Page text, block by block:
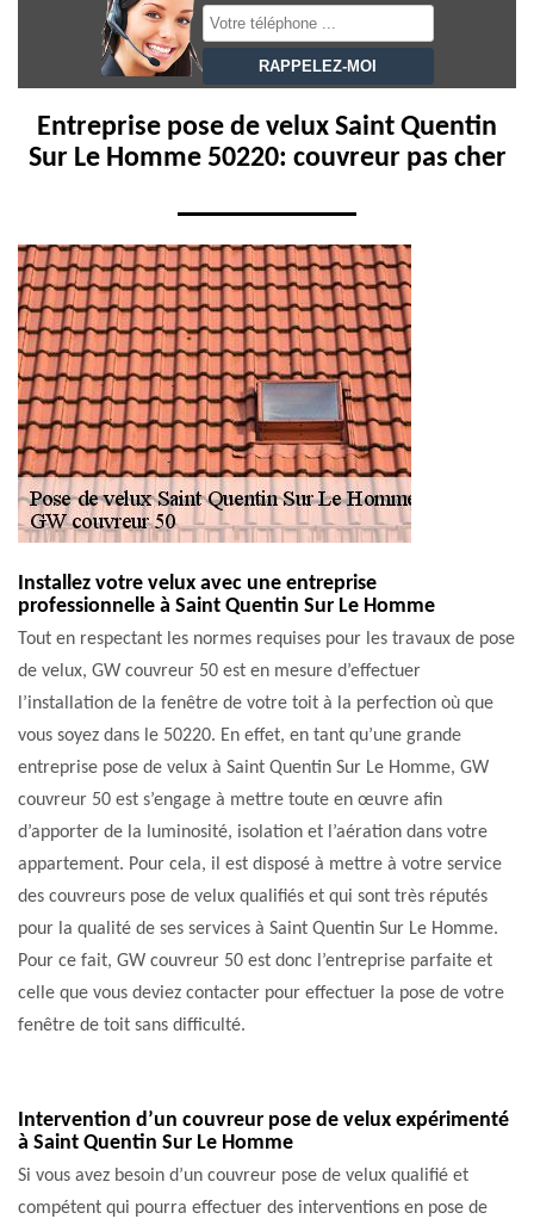
Entreprise pose de velux Saint Quentin
Sur Le Homme 50220: couvreur pas cher
Installez votre velux avec une entreprise
professionnelle à Saint Quentin Sur Le Homme
Tout en respectant les normes requises pour les travaux de pose
de velux, GW couvreur 50 est en mesure d’effectuer
l’installation de la fenêtre de votre toit à la perfection où que
vous soyez dans le 50220. En effet, en tant qu’une grande
entreprise pose de velux à Saint Quentin Sur Le Homme, GW
couvreur 50 est s’engage à mettre toute en œuvre afin
d’apporter de la luminosité, isolation et l’aération dans votre
appartement. Pour cela, il est disposé à mettre à votre service
des couvreurs pose de velux qualifiés et qui sont très réputés
pour la qualité de ses services à Saint Quentin Sur Le Homme.
Pour ce fait, GW couvreur 50 est donc l’entreprise parfaite et
celle que vous deviez contacter pour effectuer la pose de votre
fenêtre de toit sans difficulté.
Intervention d’un couvreur pose de velux expérimenté
à Saint Quentin Sur Le Homme
Si vous avez besoin d’un couvreur pose de velux qualifié et
compétent qui pourra effectuer des interventions en pose de